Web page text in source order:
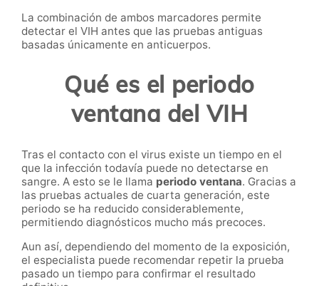
La combinación de ambos marcadores permite
detectar el VIH antes que las pruebas antiguas
basadas únicamente en anticuerpos.
Qué es el periodo
ventana del VIH
Tras el contacto con el virus existe un tiempo en el
que la infección todavía puede no detectarse en
sangre. A esto se le llama periodo ventana. Gracias a
las pruebas actuales de cuarta generación, este
periodo se ha reducido considerablemente,
permitiendo diagnósticos mucho más precoces.
Aun así, dependiendo del momento de la exposición,
el especialista puede recomendar repetir la prueba
pasado un tiempo para confirmar el resultado